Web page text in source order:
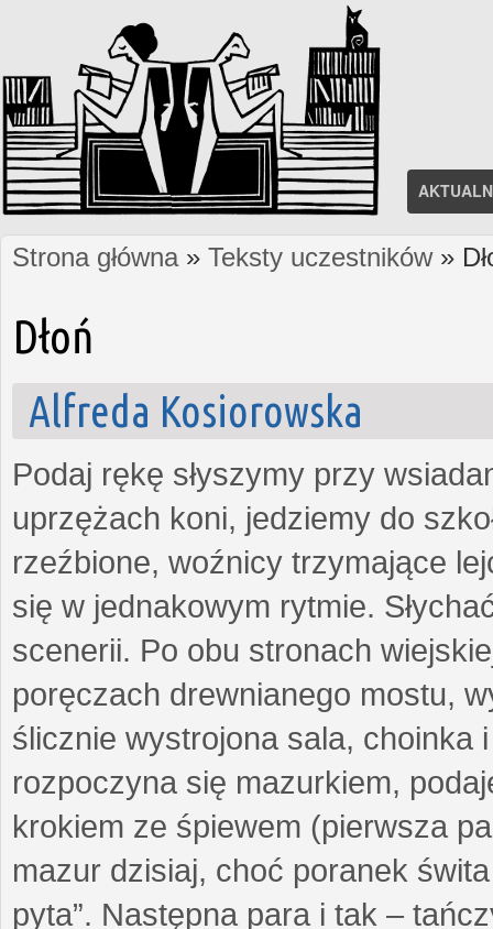
Jesteś tutaj
Strona główna» Teksty uczestników»
Dłoń
Alfreda Kosiorowska
Podaj rękę słyszymy przy
uprzężach koni, jedziemy do
rzeźbione, woźnicy trzymające
się w jednakowym rytmie.
scenerii. Po obu stronach
poręczach drewnianego mostu,
ślicznie wystrojona sala, choinka
rozpoczyna się mazurkiem,
krokiem ze śpiewem (pierwsza
mazur dzisiaj, choć poranek
pyta”. Następna para i tak –